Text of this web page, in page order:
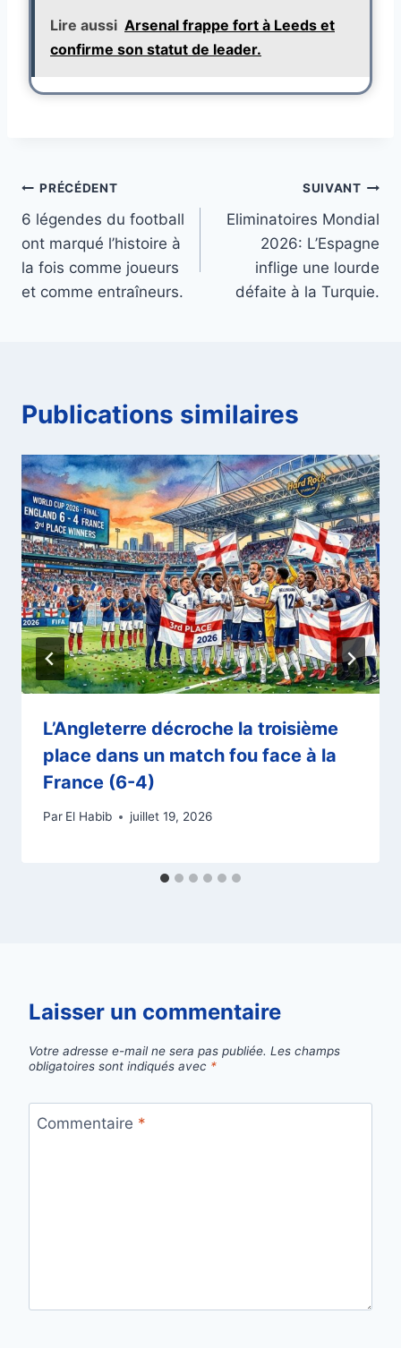
Lire aussi Arsenal frappe fort à Leeds et
confirme son statut de leader.
Navigation
de
l’article
PRÉCÉDENT
6 légendes du football
ont marqué l’histoire à
la fois comme joueurs
et comme entraîneurs.
SUIVANT
Eliminatoires Mondial
2026: L’Espagne
inflige une lourde
défaite à la Turquie.
Publications similaires
L’Angleterre décroche la troisième
place dans un match fou face à la
France (6-4)
Par El Habib juillet 19, 2026
Laisser un commentaire
Votre adresse e-mail ne sera pas publiée. Les champs
obligatoires sont indiqués avec *
Commentaire *